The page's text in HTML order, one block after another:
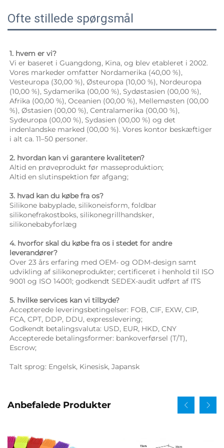
Ofte stillede spørgsmål
1. hvem er vi?
Vi er baseret i Guangdong, Kina, og blev etableret i 2002.
Vores markeder omfatter Nordamerika (40,00 %),
Vesteuropa (30,00 %), Østeuropa (10,00 %), Nordeuropa
(10,00 %), Sydamerika (00,00 %), Sydøstasien (00,00 %),
Afrika (00,00 %), Oceanien (00,00 %), Mellemøsten (00,00
%), Østasien (00,00 %), Centralamerika (00,00 %),
Sydeuropa (00,00 %), Sydasien (00,00 %) og det
indenlandske marked (00,00 %). Vores kontor beskæftiger
i alt ca. 11–50 personer.
2. hvordan kan vi garantere kvaliteten?
Altid en prøveprodukt før masseproduktion;
Altid en slutinspektion før afgang;
3. hvad kan du købe fra os?
Silikone babyplade, silikoneisform, foldbar
silikonefrakostboks, silikonegrillhandsker,
silikonebabyforlæg
4. hvorfor skal du købe fra os i stedet for andre
leverandører?
Over 23 års erfaring med OEM- og ODM-design samt
udvikling af silikoneprodukter; certificeret i henhold til ISO
9001 og ISO 14001; godkendt SEDEX-audit udført af ITS
5. hvilke services kan vi tilbyde?
Accepterede leveringsbetingelser: FOB, CIF, EXW, CIP,
FCA, CPT, DDP, DDU, expresslevering;
Godkendt betalingsvaluta: USD, EUR, HKD, CNY
Accepterede betalingsformer: bankoverførsel (T/T),
Escrow;
Talt sprog: Engelsk, Kinesisk, Japansk
Anbefalede Produkter